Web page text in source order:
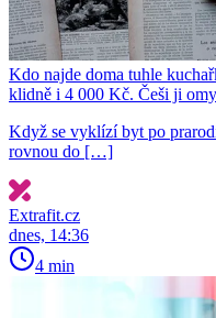
Kdo najde doma tuhle
klidně i 4 000 Kč. Češi ji
Když se vyklízí byt po
rovnou do […]
Extrafit.cz
dnes, 14:36
4 min